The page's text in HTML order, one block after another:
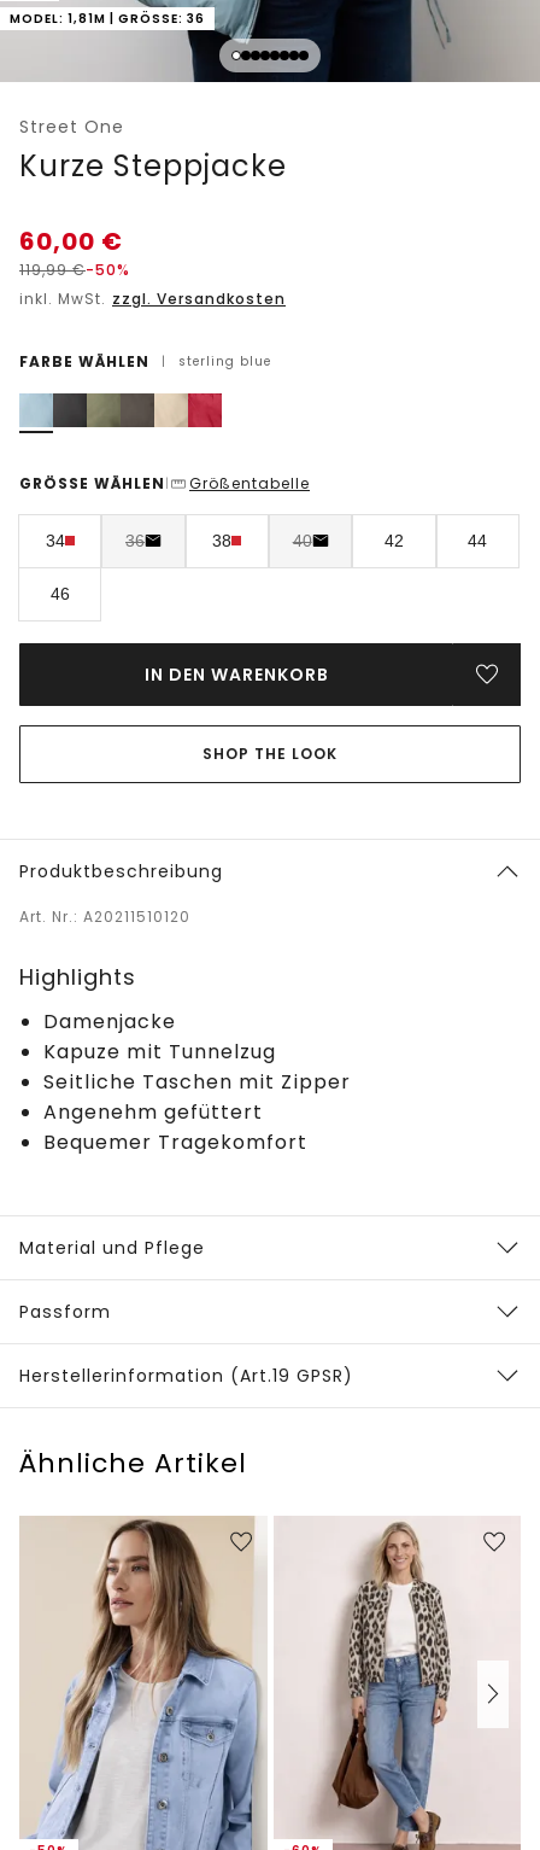
MODEL: 1,81M | GRÖSSE: 36
Street One
Kurze Steppjacke
60,00 €
119,99€-50%
inkl. MwSt. zzgl. Versandkosten
FARBE WÄHLEN | sterling blue
GRÖSSE WÄHLEN | Größentabelle
34 36 38 40 42 44
46
IN DEN WARENKORB
SHOP THE LOOK
Produktbeschreibung
Art. Nr.: A20211510120
Highlights
Damenjacke
Kapuze mit Tunnelzug
Seitliche Taschen mit Zipper
Angenehm gefüttert
Bequemer Tragekomfort
Material und Pflege
Passform
Herstellerinformation (Art.19 GPSR)
Ähnliche Artikel